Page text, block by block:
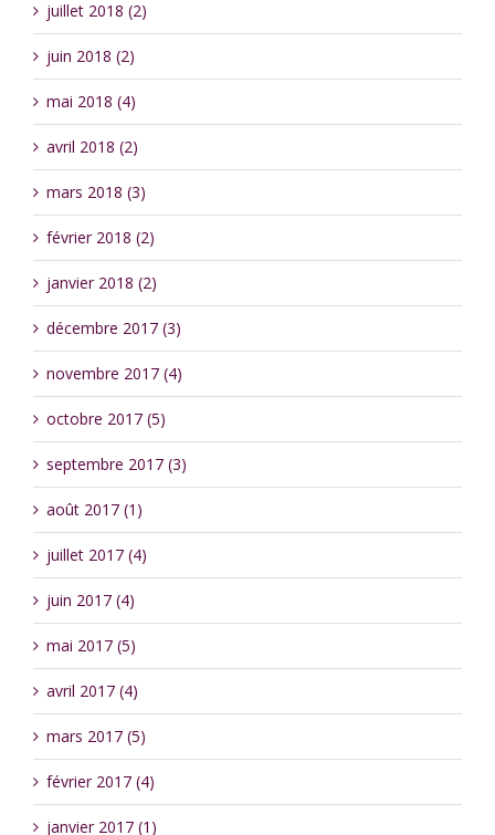
juillet 2018 (2)
juin 2018 (2)
mai 2018 (4)
avril 2018 (2)
mars 2018 (3)
février 2018 (2)
janvier 2018 (2)
décembre 2017 (3)
novembre 2017 (4)
octobre 2017 (5)
septembre 2017 (3)
août 2017 (1)
juillet 2017 (4)
juin 2017 (4)
mai 2017 (5)
avril 2017 (4)
mars 2017 (5)
février 2017 (4)
janvier 2017 (1)